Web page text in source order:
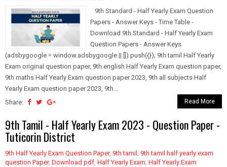
9th Standard - Half Yearly Exam Question
Papers - Answer Keys - Time Table -
Download 9th Standard - Half Yearly Exam
Question Papers - Answer Keys
(adsbygoogle = window.adsbygoogle || []).push({}); 9th tamil Half Yearly
Exam original question paper, 9th english Half Yearly Exam question paper,
9th maths Half Yearly Exam question paper 2023, 9th all subjects Half
Yearly Exam question paper 2023, 9th...
Share:
Read More
9th Tamil - Half Yearly Exam 2023 - Question Paper -
Tuticorin District
9th Half Yearly Exam Question Paper, 9th tamil , 9th tamil half yearly exam
question Paper, Download pdf, Half Yearly Exam, Half Yearly Exam